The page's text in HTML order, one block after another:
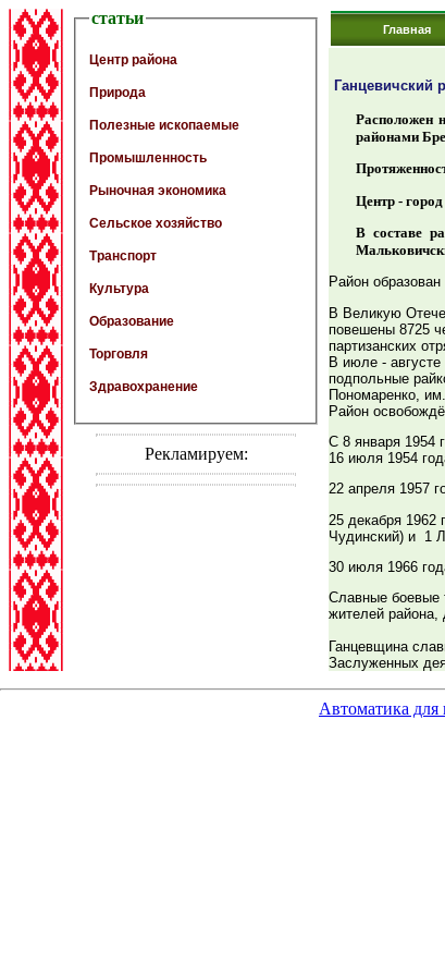
статьи
Центр района
Природа
Полезные ископаемые
Промышленность
Рыночная экономика
Сельское хозяйство
Транспорт
Культура
Образование
Торговля
Здравохранение
Рекламируем:
Главная
Ганцевичский
Расположен
районами
Центр -
В составе
Район
В Великую
повешены 8725
партизанских
В июле - августе
подпольные
Пономаренко,
Район
С 8 января 1954
16 июля 1954
22 апреля 1957
25 декабря 1962
Чудинский) и 1
30 июля 1966
Славные боевые
жителей района,
Ганцевщина
Заслуженных
Автоматика для